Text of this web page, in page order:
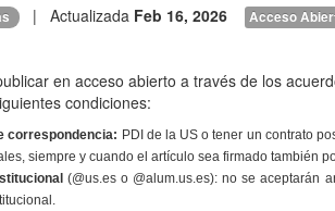
| Actualizada Feb 16, 2026 Acceso
en acceso abierto a través de los
condiciones:
correspondencia: PDI de la US o tener un contrato
siempre y cuando el artículo sea firmado también
(@us.es o @alum.us.es): no se aceptarán